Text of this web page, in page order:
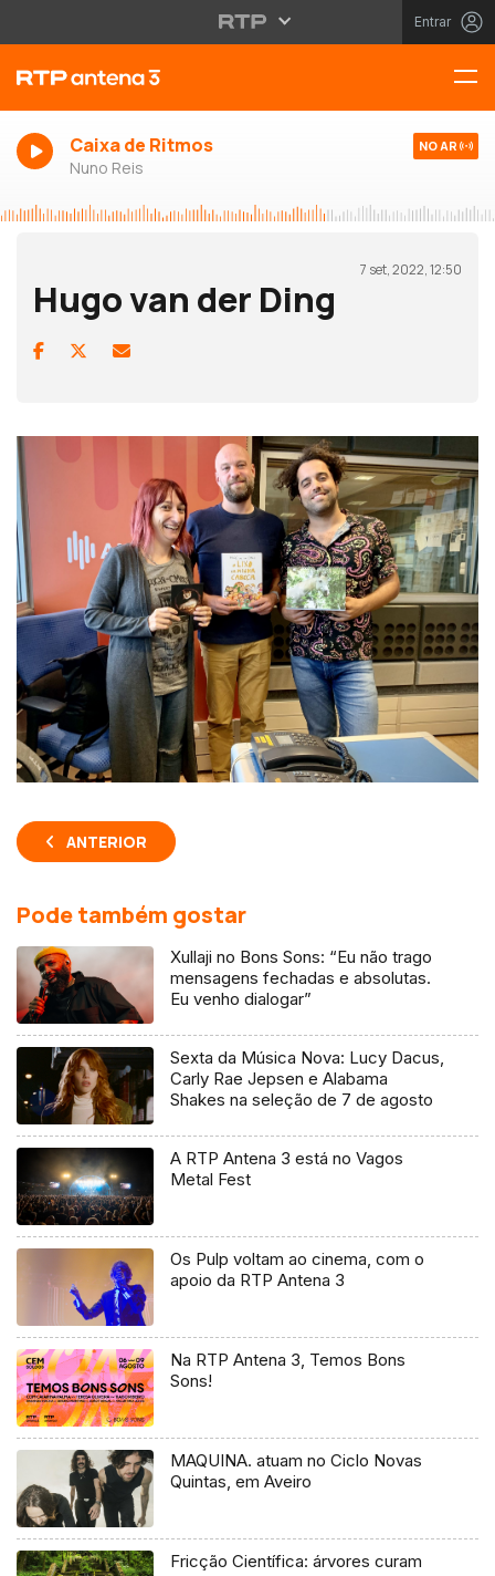
Entrar
Caixa de Ritmos
Nuno Reis
NO AR
7 set, 2022, 12:50
Hugo van der Ding
ANTERIOR
Pode também gostar
Xullaji no Bons Sons: “Eu não trago
mensagens fechadas e absolutas.
Eu venho dialogar”
Sexta da Música Nova: Lucy Dacus,
Carly Rae Jepsen e Alabama
Shakes na seleção de 7 de agosto
A RTP Antena 3 está no Vagos
Metal Fest
Os Pulp voltam ao cinema, com o
apoio da RTP Antena 3
Na RTP Antena 3, Temos Bons
Sons!
MAQUINA. atuam no Ciclo Novas
Quintas, em Aveiro
Fricção Científica: árvores curam